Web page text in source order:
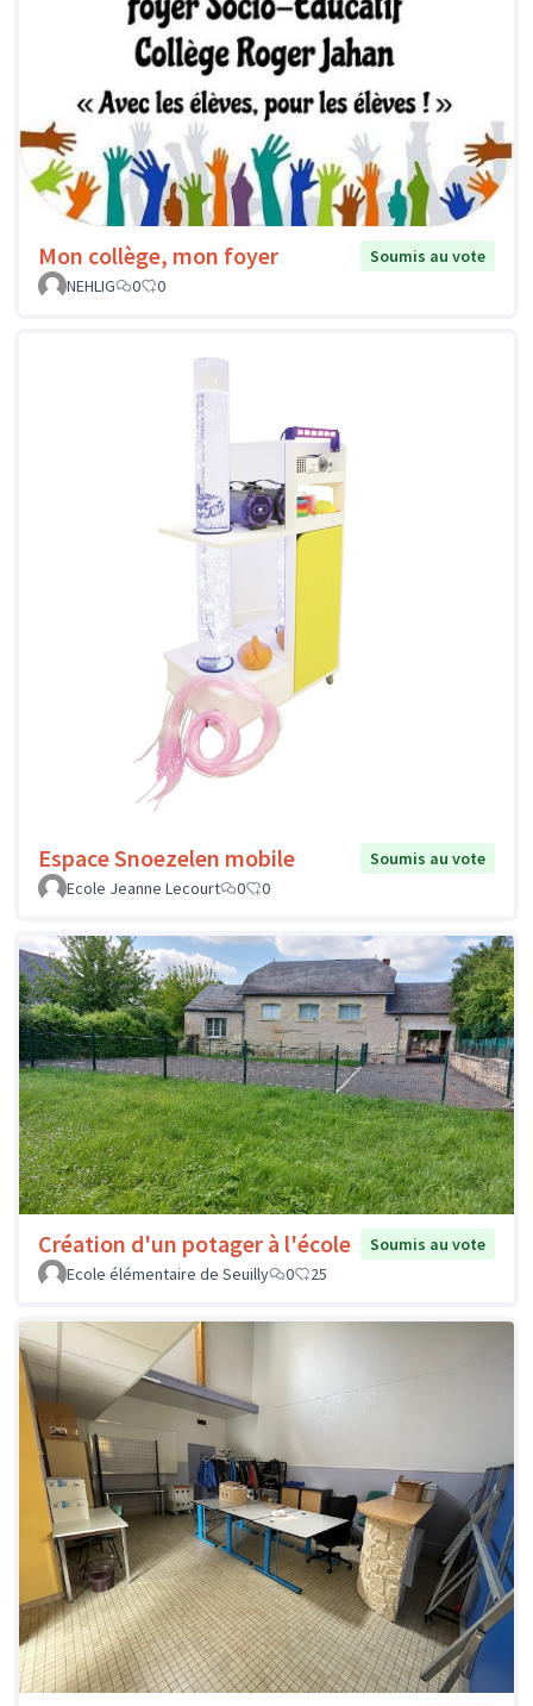
Mon collège, mon foyer
Soumis au vote
NEHLIG
0 0
Espace Snoezelen mobile
Soumis au vote
Ecole Jeanne Lecourt
0 0
Création d'un potager à l'école
Soumis au vote
Ecole élémentaire de Seuilly
0 25